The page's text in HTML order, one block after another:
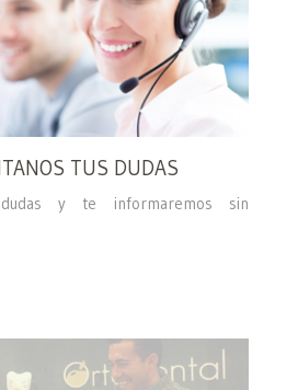
TUS DUDAS
y te informaremos sin